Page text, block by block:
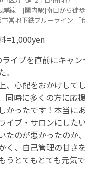
岸線 [関内駅]南口から徒
市営地下鉄ブルーライン 「
=1,000yen
イブを直前にキャ
。
、心配をおかけして
、同時に多くの方に応
かったです！本当に
イブ・サロンにした
たのが悪かったのか、
く、自己管理の甘さ
うとてもとても元気